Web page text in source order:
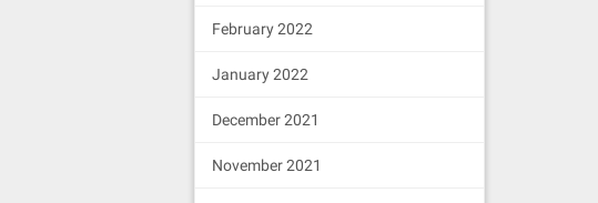
February 2022
January 2022
December 2021
November 2021